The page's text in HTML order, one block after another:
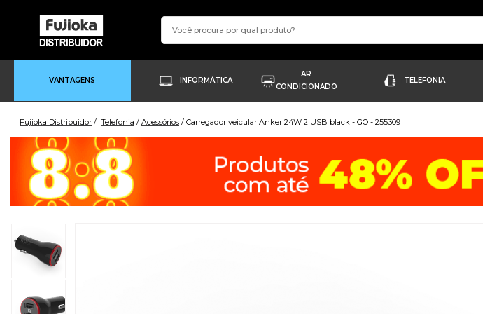
VANTAGENS INFORMÁTICA
AR
CONDICIONADO
TELEFONIA
Fujioka Distribuidor Telefonia Acessórios Carregador veicular Anker 24W 2 USB black - GO - 255309